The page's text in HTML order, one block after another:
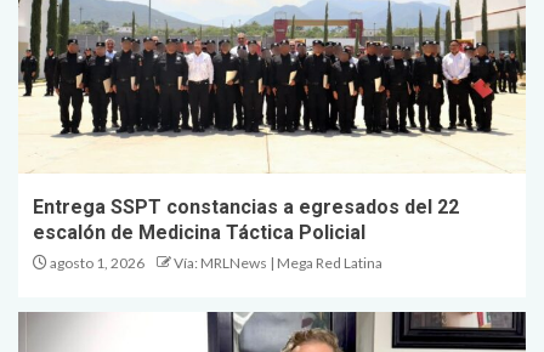
Entrega SSPT constancias a egresados del 22
escalón de Medicina Táctica Policial
agosto 1, 2026 Vía: MRLNews | Mega Red Latina